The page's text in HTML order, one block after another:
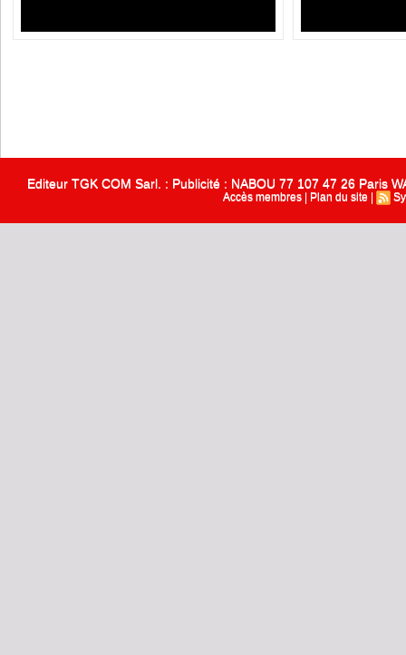
Editeur TGK COM Sarl. : Publicité : NABOU 77 107 47 26 Paris
Accès membres Plan du site